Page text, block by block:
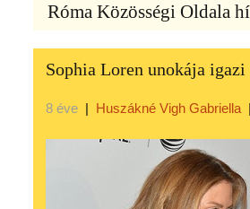
Róma Közösségi Oldala
Sophia Loren unokája igazi
8 éve | Huszákné Vigh Gabriella